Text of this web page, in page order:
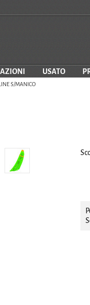
USATO
S/MANICO